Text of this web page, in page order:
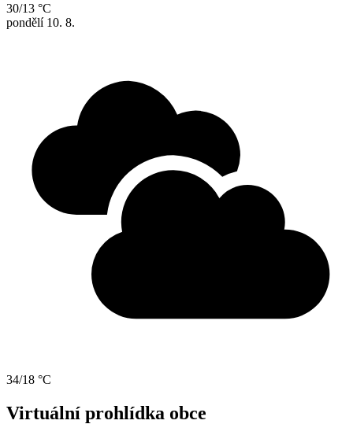
30/13 °C
pondělí 10. 8.
34/18 °C
Virtuální prohlídka obce